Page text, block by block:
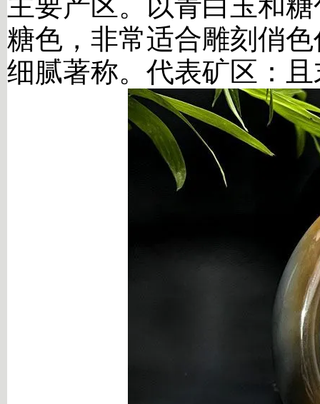
糖色，非常适合雕刻俏
细腻著称。代表矿区：